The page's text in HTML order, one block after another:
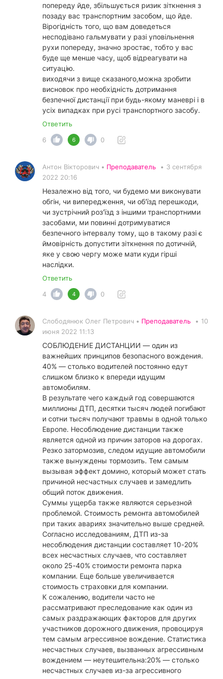
попереду йде, збільшується ризик зіткнення з
позаду вас транспортним засобом, що йде.
Вірогідність того, що вам доведеться
несподівано гальмувати у разі уповільнення
рухи попереду, значно зростає, тобто у вас
буде ще менше часу, щоб відреагувати на
ситуацію.
виходячи з вище сказаного,можна зробити
висновок про необхідність дотримання
безпечної дистанції при будь-якому маневрі і в
усіх випадках при русі транспортного засобу.
Ответить
6
6 0
Антон Вікторович • Преподаватель • 3 сентября
2022 20:16
Незалежно від того, чи будемо ми виконувати
обгін, чи випередження, чи об'їзд перешкоди,
чи зустрічний роз'їзд з іншими транспортними
засобами, ми повинні дотримуватися
безпечного інтервалу тому, що в такому разі є
ймовірність допустити зіткнення по дотичній,
яке у свою чергу може мати куди гірші
наслідки.
Ответить
4
4 0
Слободянюк Олег Петрович • Преподаватель • 10
июня 2022 11:13
СОБЛЮДЕНИЕ ДИСТАНЦИИ — один из
важнейших принципов безопасного вождения.
40% — столько водителей постоянно едут
слишком близко к впереди идущим
автомобилям.
В результате чего каждый год совершаются
миллионы ДТП, десятки тысяч людей погибают
и сотни тысяч получают травмы в одной только
Европе. Несоблюдение дистанции также
является одной из причин заторов на дорогах.
Резко затормозив, следом идущие автомобили
также вынуждены тормозить. Тем самым
вызывая эффект домино, который может стать
причиной несчастных случаев и замедлить
общий поток движения.
Суммы ущерба также являются серьезной
проблемой. Стоимость ремонта автомобилей
при таких авариях значительно выше средней.
Согласно исследованиям, ДТП из-за
несоблюдения дистанции составляет 10-20%
всех несчастных случаев, что составляет
около 25-40% стоимости ремонта парка
компании. Еще больше увеличивается
стоимость страховки для компании.
К сожалению, водители часто не
рассматривают преследование как один из
самых раздражающих факторов для других
участников дорожного движения, провоцируя
тем самым агрессивное вождение. Статистика
несчастных случаев, вызванных агрессивным
вождением — неутешительна:20% — столько
несчастных случаев из-за агрессивного